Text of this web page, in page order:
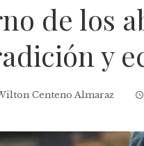
de los
y
Centeno Almaraz